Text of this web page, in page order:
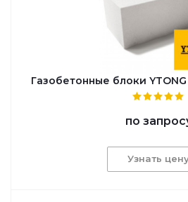
Газобетонные блоки
по
Узнать